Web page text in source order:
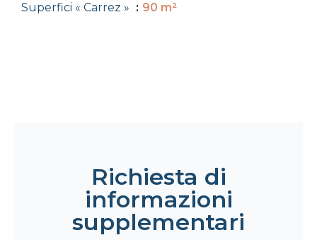
Superfici « Carrez » 90 m²
Richiesta di
informazioni
supplementari